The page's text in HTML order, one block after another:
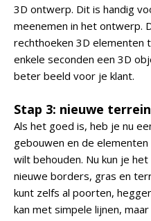
3D ontwerp. Dit is handig
meenemen in het ontwerp.
rechthoeken 3D elementen
enkele seconden een 3D
beter beeld voor je klant.
Stap 3: nieuwe
Als het goed is, heb je nu
gebouwen en de
wilt behouden. Nu kun je
nieuwe borders, gras en
kunt zelfs al poorten,
kan met simpele lijnen,